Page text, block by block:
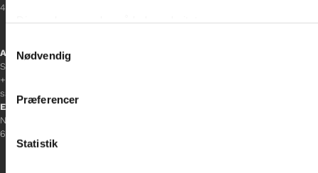
Vi bruger cookies til at tilpasse vores indhold og annoncer,
data med andre oplysninger, du har givet dem, eller som de
Nødvendig
Præferencer
Statistik
4100 Ringsted
Afdelingschef
Sacha Lohmann Weiss
+45 40 27 91 11
sacha.lw@gladfonden.dk
Esbjerg
Norgesgade 1, 2. sal
6700 Esbjerg